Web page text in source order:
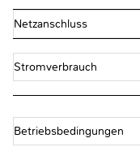
Netzanschluss
Stromverbrauch
Betriebsbedingungen